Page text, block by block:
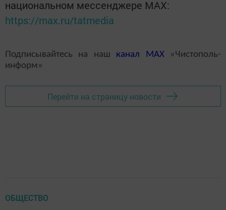
национальном мессенджере MАХ:
https://max.ru/tatmedia
Подписывайтесь на наш канал MAX«Чистополь-
информ»
Перейти на страницу новости
ОБЩЕСТВО